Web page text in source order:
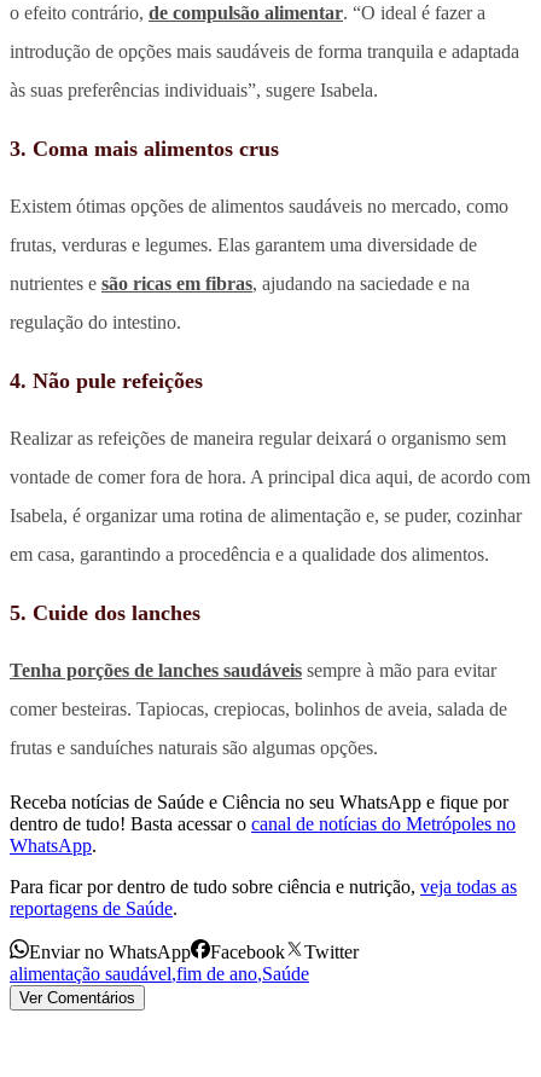
o efeito contrário, de compulsão alimentar. “O ideal é fazer a
introdução de opções mais saudáveis de forma tranquila e adaptada
às suas preferências individuais”, sugere Isabela.
3. Coma mais alimentos crus
Existem ótimas opções de alimentos saudáveis no mercado, como
frutas, verduras e legumes. Elas garantem uma diversidade de
nutrientes e são ricas em fibras, ajudando na saciedade e na
regulação do intestino.
4. Não pule refeições
Realizar as refeições de maneira regular deixará o organismo sem
vontade de comer fora de hora. A principal dica aqui, de acordo com
Isabela, é organizar uma rotina de alimentação e, se puder, cozinhar
em casa, garantindo a procedência e a qualidade dos alimentos.
5. Cuide dos lanches
Tenha porções de lanches saudáveis sempre à mão para evitar
comer besteiras. Tapiocas, crepiocas, bolinhos de aveia, salada de
frutas e sanduíches naturais são algumas opções.
Receba notícias de Saúde e Ciência no seu WhatsApp e fique por
dentro de tudo! Basta acessar o canal de notícias do Metrópoles no
WhatsApp.
Para ficar por dentro de tudo sobre ciência e nutrição, veja todas as
reportagens de Saúde.
Enviar no WhatsApp Facebook
Twitter
alimentação saudável,fim de ano,Saúde
Ver Comentários